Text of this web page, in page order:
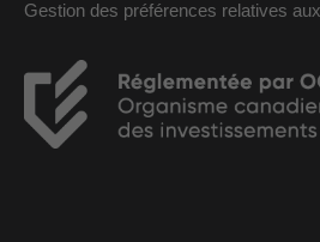
Gestion des préférences relatives